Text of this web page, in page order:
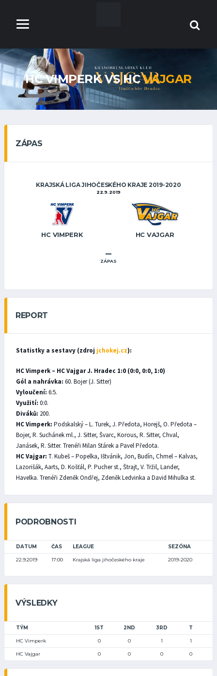
HC VIMPERK VS HCVAJGAR
ZÁPAS
KRAJSKÁ LIGA JIHOČESKÉHO KRAJE 2019-2020
22.9.2019
HC VIMPERK HC VAJGAR
–
ZÁPAS
REPORT
Statistky a sestavy (zdroj jchokej.cz):
HC Vimperk – HC Vajgar J. Hradec 1:0 (0:0, 0:0, 1:0)
Gól a nahrávka: 60. Bojer (J. Sitter)
Vyloučení: 6:5.
Využití: 0:0.
Diváků: 200.
HC Vimperk: Podskalský – L. Turek, J. Předota, Horejš, O. Předota –
Bojer, R. Suchánek ml., J. Sitter, Švarc, Korous, R. Sitter, Chval,
Janásek, R. Sitter. Trenéři Milan Stárek a Pavel Předota.
HC Vajgar: T. Kubeš – Popelka, Ištvánik, Jon, Budín, Chmel – Kalvas,
Lazorišák, Aarts, D. Košťál, P. Pucher st., Štrajt, V. Tržil, Lander,
Havelka. Trenéři Zdeněk Ondřej, Zdeněk Ledvinka a David Mihulka st.
PODROBNOSTI
DATUM ČAS LEAGUE SEZÓNA
22.9.2019 17:00 Krajská liga jihočeského kraje 2019-2020
VÝSLEDKY
TÝM 1ST 2ND 3RD T
HC Vimperk 0 0 1 1
HC Vajgar 0 0 0 0